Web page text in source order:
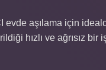
aşılama için
hızlı ve ağrısız bir